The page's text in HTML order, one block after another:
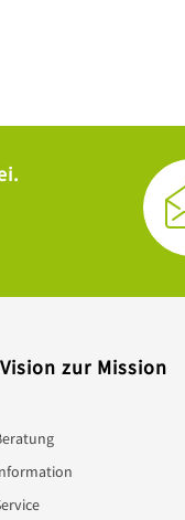
zur Mission